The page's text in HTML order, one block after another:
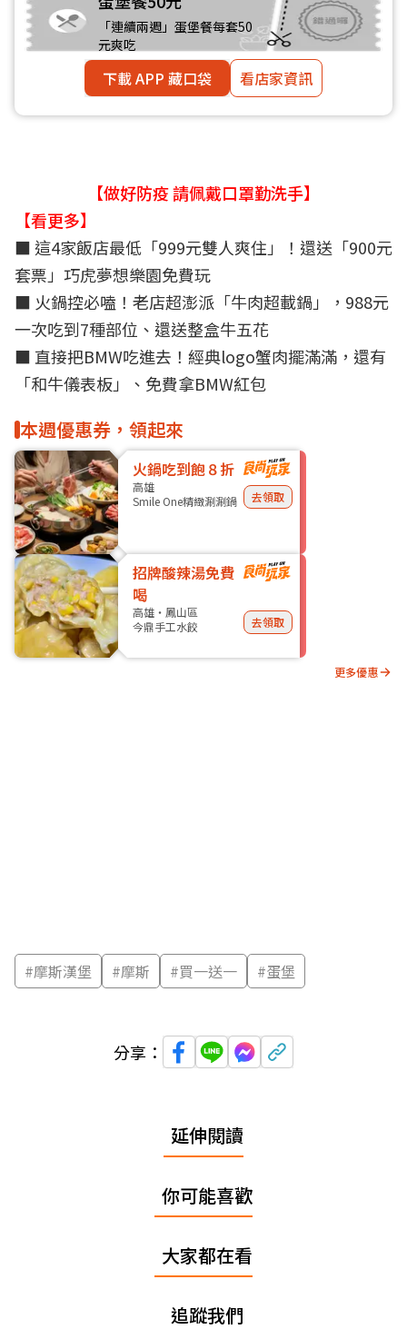
「連續兩週」蛋堡餐每套50
元爽吃
下載 APP 藏口袋 看店家資訊
【做好防疫 請佩戴口罩勤洗手】
【看更多】
■ 這4家飯店最低「999元雙人爽住」！還送「900元
套票」巧虎夢想樂園免費玩
■ 火鍋控必嗑！老店超澎派「牛肉超載鍋」，988元
一次吃到7種部位、還送整盒牛五花
■ 直接把BMW吃進去！經典logo蟹肉擺滿滿，還有
「和牛儀表板」、免費拿BMW紅包
本週優惠券，領起來
火鍋吃到飽８折
高雄
Smile One精緻涮涮鍋
去領取
招牌酸辣湯免費
喝
高雄・鳳山區
今鼎手工水餃
去領取
更多優惠
#摩斯漢堡 #摩斯 #買一送一 #蛋堡
分享：
延伸閱讀
你可能喜歡
大家都在看
追蹤我們